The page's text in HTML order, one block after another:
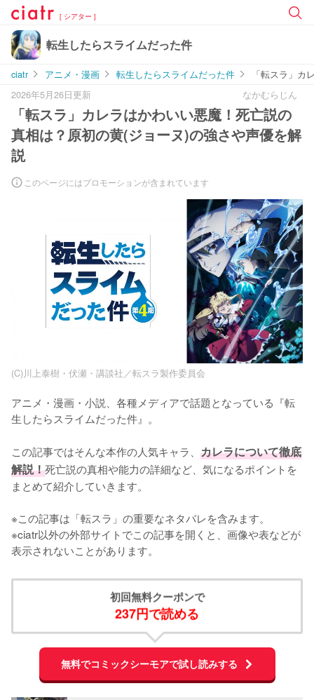
[ シアター ]
転生したらスライムだった件
ciatr アニメ・漫画 転生したらスライムだった件
「転スラ」カ
2026年5月26日更新
なかむらじん
「転スラ」カレラはかわいい悪魔！死亡説の
真相は？原初の黄(ジョーヌ)の強さや声優を解
説
このページにはプロモーションが含まれています
(C)川上泰樹・伏瀬・講談社／転スラ製作委員会
アニメ・漫画・小説、各種メディアで話題となっている『転
生したらスライムだった件』。
この記事ではそんな本作の人気キャラ、 カレラについて徹底
解説！死亡説の真相や能力の詳細など、気になるポイントを
まとめて紹介していきます。
※この記事は「転スラ」の重要なネタバレを含みます。
※ciatr以外の外部サイトでこの記事を開くと、画像や表などが
表示されないことがあります。
初回無料クーポンで
237円で読める
無料でコミックシーモアで試し読みする